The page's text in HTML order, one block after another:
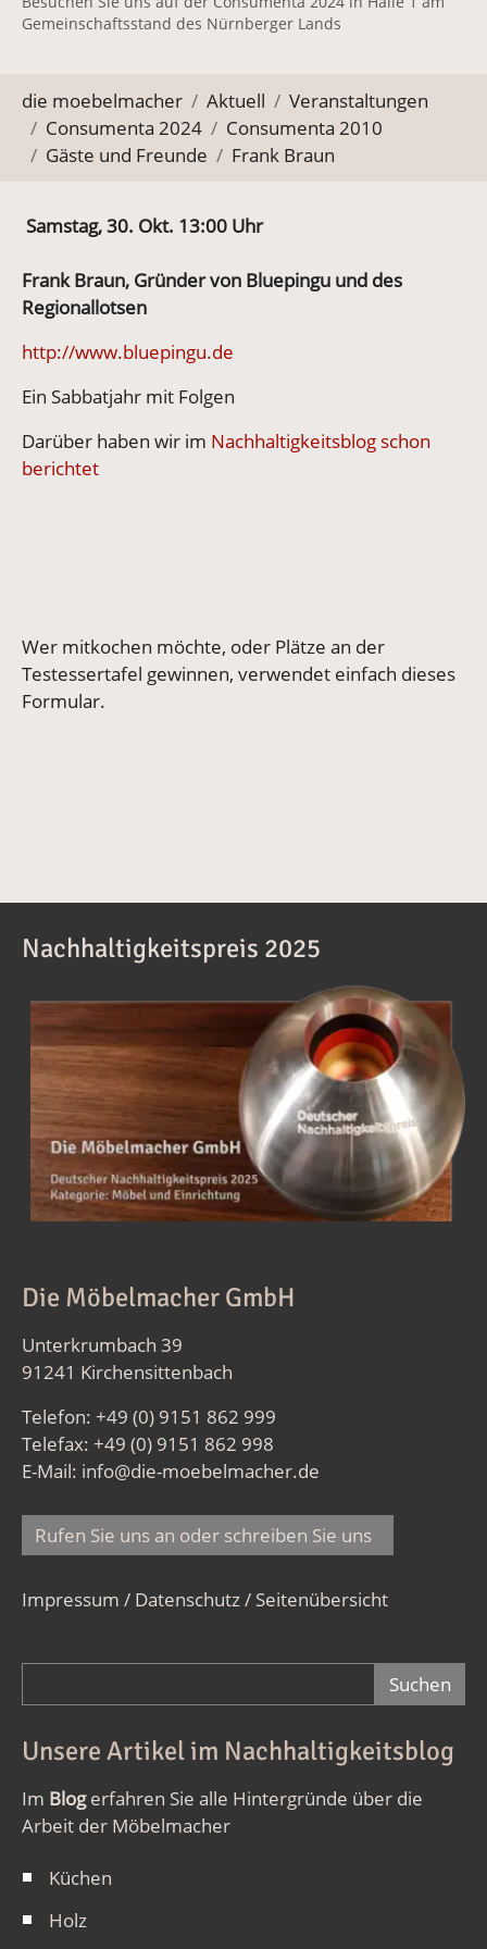
Gemeinschaftsstand des Nürnberger Lands
die moebelmacher Aktuell
Veranstaltungen
Consumenta 2024
Consumenta 2010
Gäste und Freunde
Frank Braun
Samstag, 30. Okt. 13:00 Uhr
Frank Braun, Gründer von Bluepingu und des
Regionallotsen
http://www.bluepingu.de
Ein Sabbatjahr mit Folgen
Darüber haben wir im Nachhaltigkeitsblog schon
berichtet
Wer mitkochen möchte, oder Plätze an der
Testessertafel gewinnen, verwendet einfach dieses
Formular.
Nachhaltigkeitspreis 2025
Die Möbelmacher GmbH
Unterkrumbach 39
91241 Kirchensittenbach
Telefon: +49 (0) 9151 862 999
Telefax: +49 (0) 9151 862 998
E-Mail: info@die-moebelmacher.de
Rufen Sie uns an oder schreiben Sie uns
Impressum / Datenschutz/ Seitenübersicht
Unsere Artikel im Nachhaltigkeitsblog
Im Blogerfahren Sie alle Hintergründe über die
Arbeit der Möbelmacher
Küchen
Holz